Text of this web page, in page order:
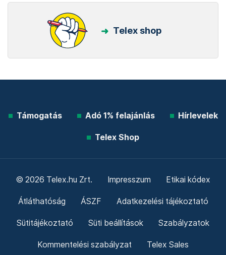
Telex shop
Támogatás Adó 1% felajánlás Hírlevelek
Telex Shop
© 2026 Telex.hu Zrt. Impresszum Etikai kódex
Átláthatóság ÁSZF Adatkezelési tájékoztató
Sütitájékoztató Süti beállítások Szabályzatok
Kommentelési szabályzat Telex Sales